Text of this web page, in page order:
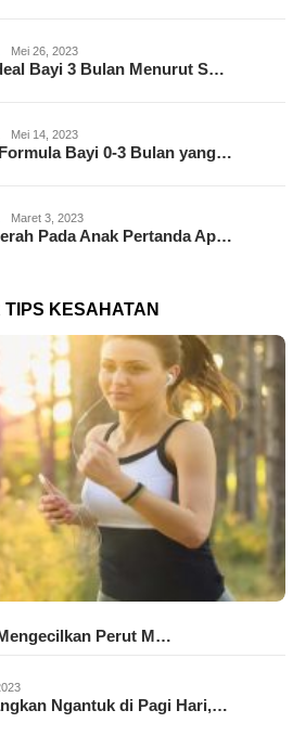
Mei 26, 2023
Bayi 3 Bulan Menurut S…
Mei 14, 2023
Bayi 0-3 Bulan yang…
Maret 3, 2023
Pada Anak Pertanda Ap…
TIPS KESAHATAN
Perut M…
Ngantuk di Pagi Hari,…